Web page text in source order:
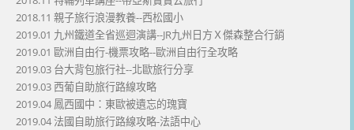
2018.11 親子旅行浪漫教養--西松國小
2019.01 九州鐵道全省巡迴演講--JR九州日方Ｘ傑森整合行銷
2019.01 歐洲自由行-機票攻略--歐洲自由行全攻略
2019.03 台大背包旅行社--北歐旅行分享
2019.03 西葡自助旅行路線攻略
2019.04 鳳西國中：東歐被遺忘的瑰寶
2019.04 法國自助旅行路線攻略-法語中心